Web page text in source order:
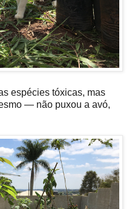
espécies tóxicas, mas
— não puxou a avó,